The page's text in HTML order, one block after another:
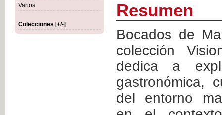
Varios
Colecciones [+/-]
Resumen
Bocados de
colección
dedica a
gastronómica,
del entorno